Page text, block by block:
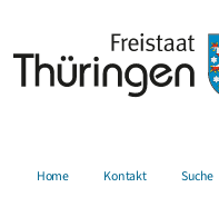
Home Kontakt Suche